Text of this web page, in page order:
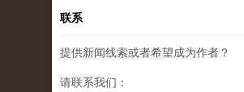
联系
提供新闻线索或者希望成为作者？
请联系我们：